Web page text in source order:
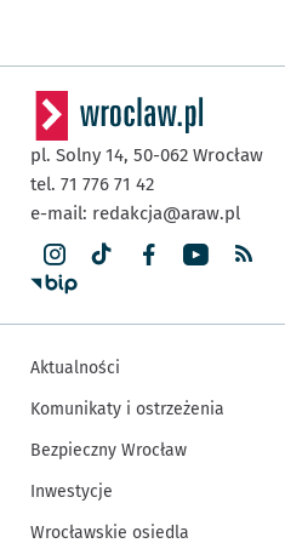
pl. Solny 14, 50-062 Wrocław
tel. 71 776 71 42
e-mail: redakcja@araw.pl
Aktualności
Komunikaty i ostrzeżenia
Bezpieczny Wrocław
Inwestycje
Wrocławskie osiedla